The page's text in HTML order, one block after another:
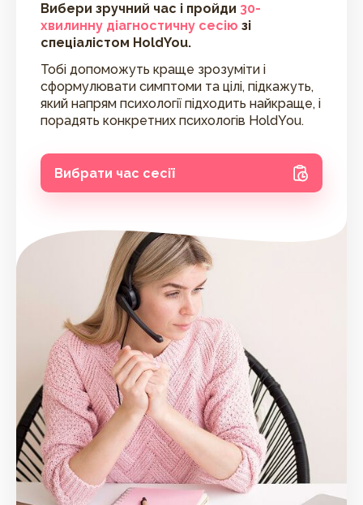
Вибери зручний час і пройди 30-
хвилинну діагностичну сесію зі
спеціалістом HoldYou.
Тобі допоможуть краще зрозуміти і
сформулювати симптоми та цілі, підкажуть,
який напрям психології підходить найкраще, і
порадять конкретних психологів HoldYou.
Вибрати час сесії